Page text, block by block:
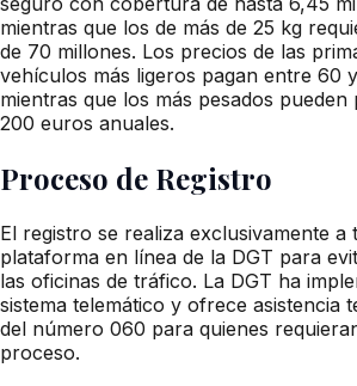
mientras que los de más de 25 kg
de 70 millones. Los precios de las
vehículos más ligeros pagan entre 60
mientras que los más pesados pueden
200 euros anuales.
Proceso de Registro
El registro se realiza exclusivamente a
plataforma en línea de la DGT para
las oficinas de tráfico. La DGT ha
sistema telemático y ofrece asistencia
del número 060 para quienes
proceso.